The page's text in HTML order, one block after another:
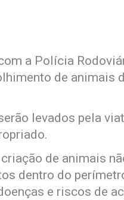
a Polícia
de animais
levados pela
de animais
dentro do
e riscos de